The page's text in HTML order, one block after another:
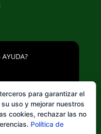
AYUDA?
para garantizar el
uso y mejorar nuestros
cookies, rechazar las no
Política de